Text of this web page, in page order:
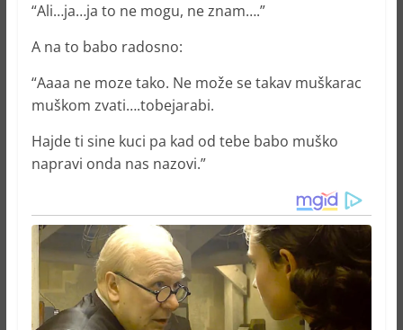
“Ali…ja…ja to ne mogu, ne znam….”
A na to babo radosno:
“Aaaa ne moze tako. Ne može se takav muškarac
muškom zvati….tobejarabi.
Hajde ti sine kuci pa kad od tebe babo muško
napravi onda nas nazovi.”